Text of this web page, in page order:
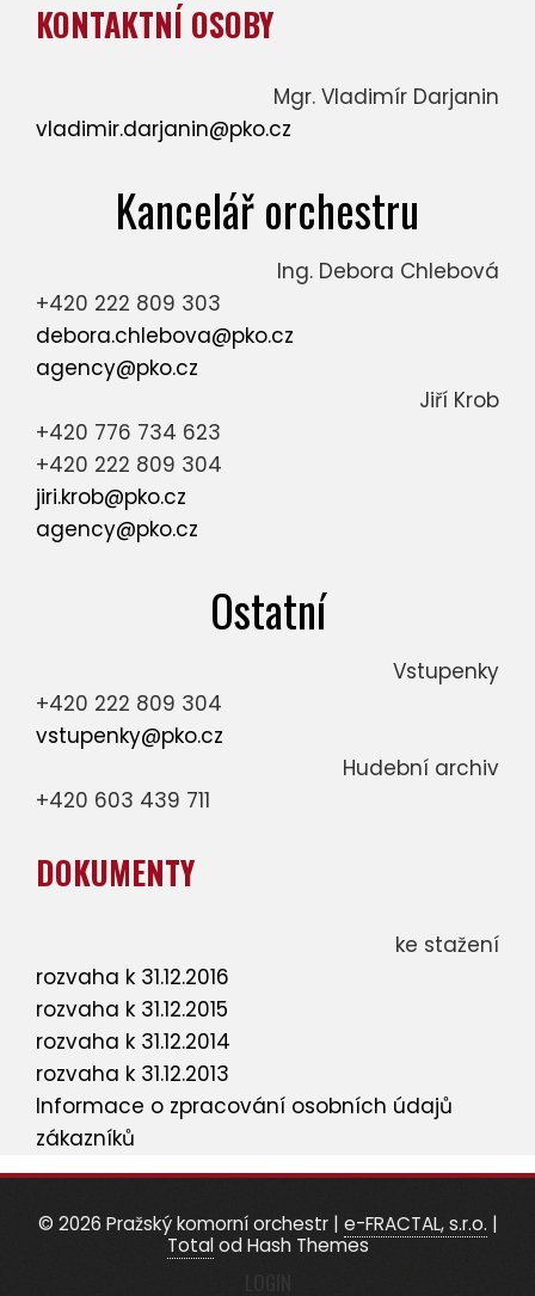
KONTAKTNÍ OSOBY
Mgr. Vladimír Darjanin
vladimir.darjanin@pko.cz
Kancelář orchestru
Ing. Debora Chlebová
+420 222 809 303
debora.chlebova@pko.cz
agency@pko.cz
Jiří Krob
+420 776 734 623
+420 222 809 304
jiri.krob@pko.cz
agency@pko.cz
Ostatní
Vstupenky
+420 222 809 304
vstupenky@pko.cz
Hudební archiv
+420 603 439 711
DOKUMENTY
ke stažení
rozvaha k 31.12.2016
rozvaha k 31.12.2015
rozvaha k 31.12.2014
rozvaha k 31.12.2013
Informace o zpracování osobních údajů
zákazníků
© 2026 Pražský komorní orchestr | e-FRACTAL, s.r.o. |
Totalod Hash Themes